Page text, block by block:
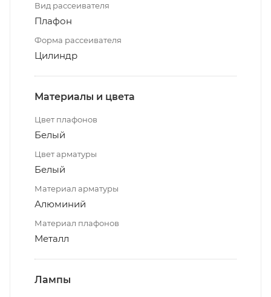
Вид рассеивателя
Плафон
Форма рассеивателя
Цилиндр
Материалы и цвета
Цвет плафонов
Белый
Цвет арматуры
Белый
Материал арматуры
Алюминий
Материал плафонов
Металл
Лампы